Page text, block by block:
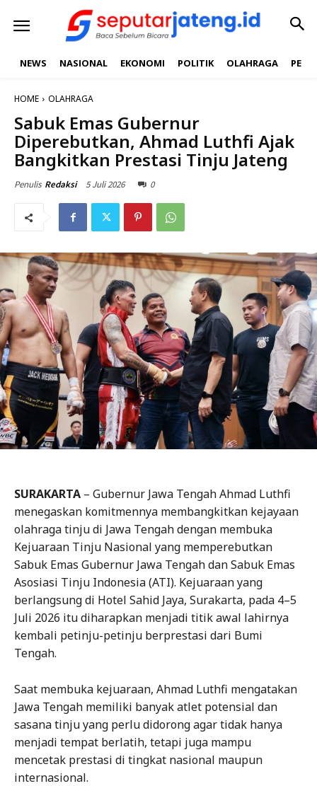
NEWS NASIONAL EKONOMI POLITIK OLAHRAGA
HOME OLAHRAGA
Sabuk Emas Gubernur
Diperebutkan, Ahmad Luthfi Ajak
Bangkitkan Prestasi Tinju Jateng
Penulis Redaksi 5 Juli 2026 0
SURAKARTA – Gubernur Jawa Tengah Ahmad Luthfi
menegaskan komitmennya membangkitkan kejayaan
olahraga tinju di Jawa Tengah dengan membuka
Kejuaraan Tinju Nasional yang memperebutkan
Sabuk Emas Gubernur Jawa Tengah dan Sabuk Emas
Asosiasi Tinju Indonesia (ATI). Kejuaraan yang
berlangsung di Hotel Sahid Jaya, Surakarta, pada 4–5
Juli 2026 itu diharapkan menjadi titik awal lahirnya
kembali petinju-petinju berprestasi dari Bumi
Tengah.
Saat membuka kejuaraan, Ahmad Luthfi mengatakan
Jawa Tengah memiliki banyak atlet potensial dan
sasana tinju yang perlu didorong agar tidak hanya
menjadi tempat berlatih, tetapi juga mampu
mencetak prestasi di tingkat nasional maupun
internasional.